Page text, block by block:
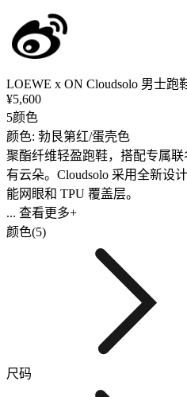
LOEWE x ON Cloudsolo 男士跑
¥5,600
5颜色
颜色: 勃艮第红/蛋壳色
聚酯纤维轻盈跑鞋，搭配专属
有云朵。Cloudsolo 采用全新设
能网眼和 TPU 覆盖层。
... 查看更多+
颜色(5)
尺码